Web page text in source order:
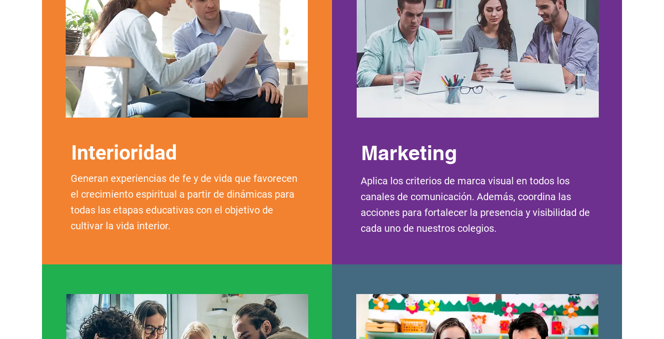
Interioridad
Generan experiencias de fe y de vida que favorecen
el crecimiento espiritual a partir de dinámicas para
todas las etapas educativas con el objetivo de
cultivar la vida interior.
Marketing
Aplica los criterios de marca visual en todos los
canales de comunicación. Además, coordina las
acciones para fortalecer la presencia y visibilidad de
cada uno de nuestros colegios.